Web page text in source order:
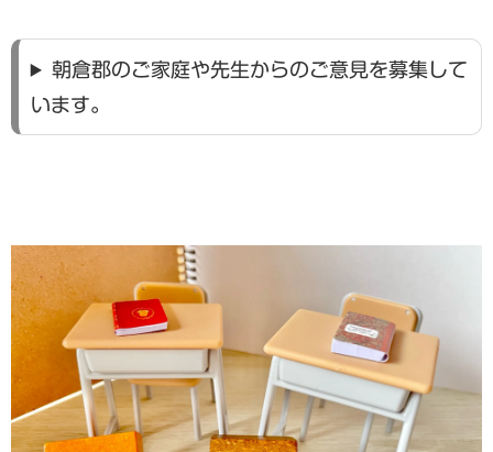
朝倉郡のご家庭や先生からのご意見を募集して
います。